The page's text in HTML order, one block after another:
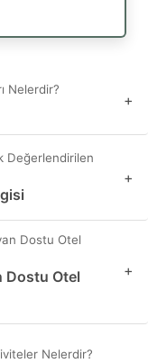
Nelerdir?
+
Değerlendirilen
+
Dostu Otel
Dostu Otel
+
Nelerdir?